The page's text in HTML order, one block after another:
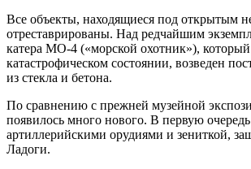
Все объекты, находящиеся под открытым
отреставрированы. Над редчайшим
катера МО-4 («морской охотник»), который
катастрофическом состоянии, возведен
из стекла и бетона.
По сравнению с прежней музейной
появилось много нового. В первую
артиллерийскими орудиями и зениткой,
Ладоги.